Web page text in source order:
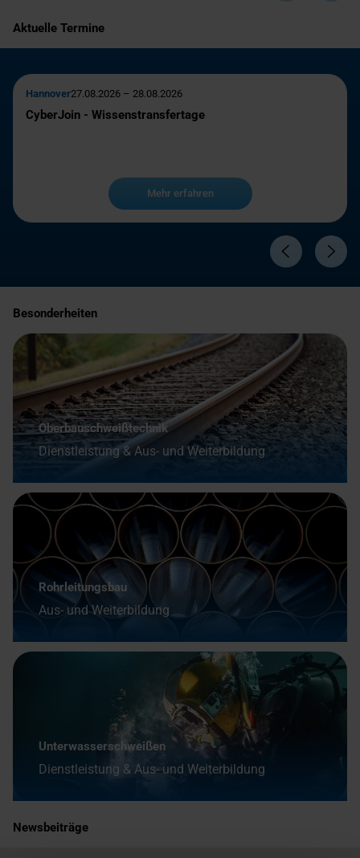
Aktuelle Termine
Hannover27.08.2026 – 28.08.2026
CyberJoin - Wissenstransfertage
Mehr erfahren
Besonderheiten
Oberbauschweißtechnik
Dienstleistung & Aus- und Weiterbildung
Rohrleitungsbau
Aus- und Weiterbildung
Unterwasserschweißen
Dienstleistung & Aus- und Weiterbildung
Newsbeiträge